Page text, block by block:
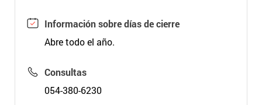
Información sobre días de cierre
Abre todo el año.
Consultas
054-380-6230